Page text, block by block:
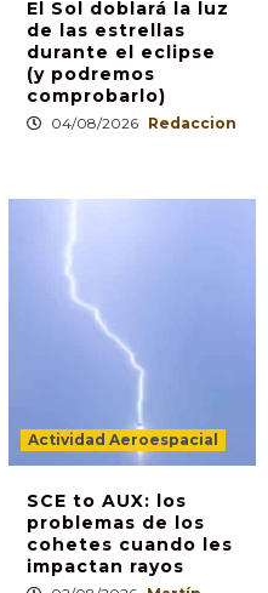
El Sol doblará la luz
de las estrellas
durante el eclipse
(y podremos
comprobarlo)
04/08/2026 Redaccion
Actividad Aeroespacial
SCE to AUX: los
problemas de los
cohetes cuando les
impactan rayos